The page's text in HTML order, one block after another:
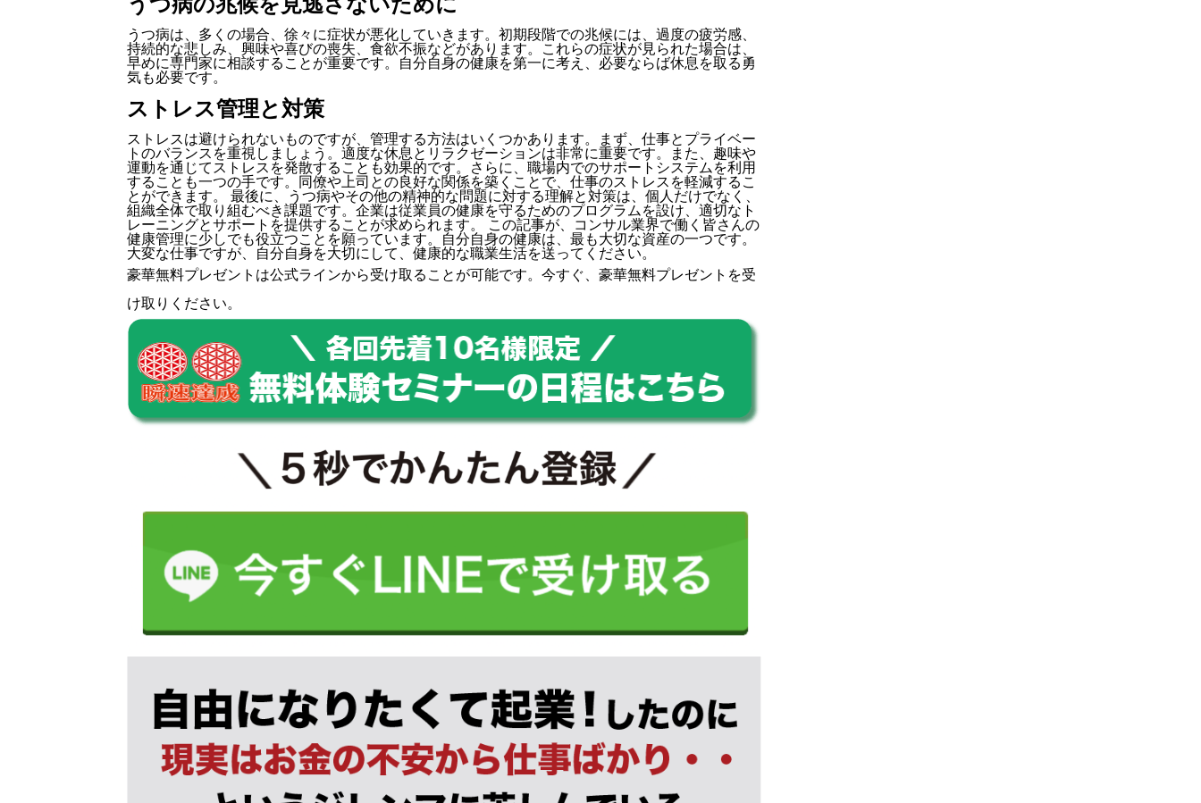
うつ病は、多くの場合、徐々に症状が悪化していきます。初期段階での兆候には、過度の疲労感、
持続的な悲しみ、興味や喜びの喪失、食欲不振などがあります。これらの症状が見られた場合は、
早めに専門家に相談することが重要です。自分自身の健康を第一に考え、必要ならば休息を取る勇
気も必要です。
ストレス管理と対策
ストレスは避けられないものですが、管理する方法はいくつかあります。まず、仕事とプライベー
トのバランスを重視しましょう。適度な休息とリラクゼーションは非常に重要です。また、趣味や
運動を通じてストレスを発散することも効果的です。さらに、職場内でのサポートシステムを利用
することも一つの手です。同僚や上司との良好な関係を築くことで、仕事のストレスを軽減するこ
とができます。 最後に、うつ病やその他の精神的な問題に対する理解と対策は、個人だけでなく、
組織全体で取り組むべき課題です。企業は従業員の健康を守るためのプログラムを設け、適切なト
レーニングとサポートを提供することが求められます。 この記事が、コンサル業界で働く皆さんの
健康管理に少しでも役立つことを願っています。自分自身の健康は、最も大切な資産の一つです。
大変な仕事ですが、自分自身を大切にして、健康的な職業生活を送ってください。
豪華無料プレゼントは公式ラインから受け取ることが可能です。今すぐ、豪華無料プレゼントを受
け取りください。